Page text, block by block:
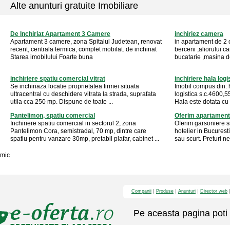
Alte anunturi gratuite Imobiliare
De Inchiriat Apartament 3 Camere
Apartament 3 camere, zona Spitalul Judetean, renovat
recent, centrala termica, complet mobilat. de inchiriat
Starea imobilului Foarte buna
inchiriez camera
in apartament de 2
berceni ,aliorului
bucatarie ,masina
inchiriere spatiu comercial vitrat
Se inchiriaza locatie proprietatea firmei situata
ultracentral cu deschidere vitrata la strada, suprafata
utila cca 250 mp. Dispune de toate ...
inchiriere hala
Imobil compus
logistica
Hala este dotata
Pantelimon, spatiu comercial
Inchiriere spatiu comercial in sectorul 2, zona
Pantelimon Cora, semistradal, 70 mp, dintre care
spatiu pentru vanzare 30mp, pretabil plafar, cabinet ...
Oferim
Oferim garsoniere
hotelier in
sau scurt. Preturi
mic
Companii Produse Anunturi Director web
Pe aceasta pagina poti